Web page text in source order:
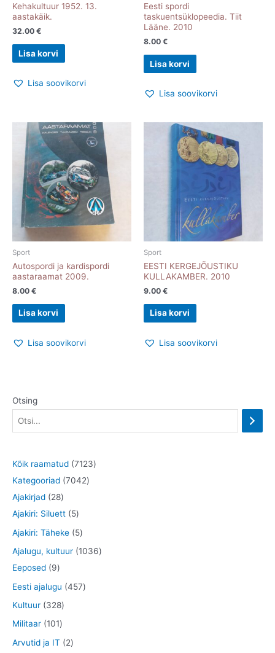
Kehakultuur 1952. 13.
aastakäik.
32.00 €
Lisa korvi
Lisa soovikorvi
Eesti spordi
taskuentsüklopeedia. Tiit
Lääne. 2010
8.00 €
Lisa korvi
Lisa soovikorvi
Sport
Autospordi ja kardispordi
aastaraamat 2009.
8.00 €
Lisa korvi
Lisa soovikorvi
Sport
EESTI KERGEJÕUSTIKU
KULLAKAMBER. 2010
9.00 €
Lisa korvi
Lisa soovikorvi
Otsing
Kõik raamatud 71237
o
Kategooriad 70427
t
Ajakirjad 282
8
t
t
Ajakiri: Siluett 55
t
o
Ajakiri: Täheke 55
t
o
Ajalugu, kultuur 10361
Eeposed 99
t
o
Eesti ajalugu 4574
Kultuur 3283
2
8
Militaar 1011
0
Arvutid ja IT 22